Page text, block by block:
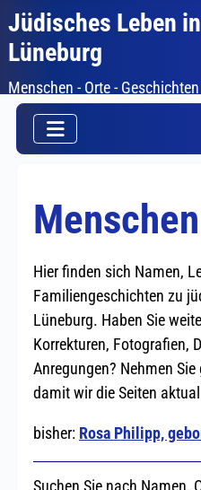
Jüdisches Leben in
Lüneburg
Menschen - Orte - Geschichten